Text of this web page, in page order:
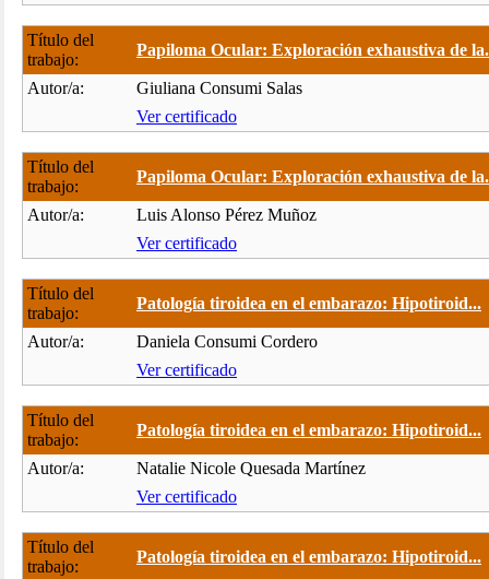
Título del
trabajo:
Papiloma Ocular: Exploración exhaustiva de
Autor/a:
Giuliana Consumi Salas
Ver certificado
Título del
trabajo:
Papiloma Ocular: Exploración exhaustiva de
Autor/a:
Luis Alonso Pérez Muñoz
Ver certificado
Título del
trabajo:
Patología tiroidea en el embarazo: Hipotiroid...
Autor/a:
Daniela Consumi Cordero
Ver certificado
Título del
trabajo:
Patología tiroidea en el embarazo: Hipotiroid...
Autor/a:
Natalie Nicole Quesada Martínez
Ver certificado
Título del
trabajo:
Patología tiroidea en el embarazo: Hipotiroid...